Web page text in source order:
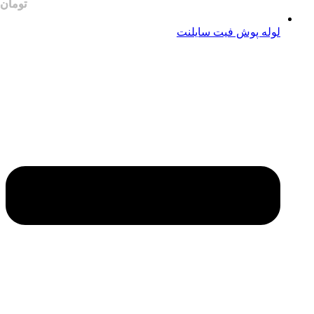
لوله پوش فیت سایلنت